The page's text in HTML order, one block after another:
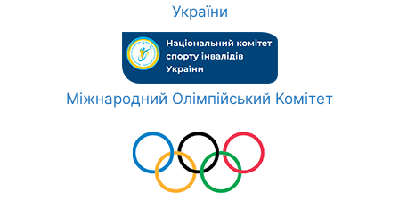
України
Міжнародний Олімпійський Комітет